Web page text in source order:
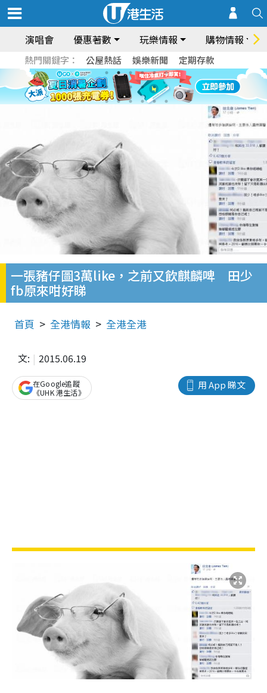
演唱會 優惠著數 玩樂情報 購物情報
熱門關鍵字： 公屋熱話 娛樂新聞 定期存款
一張豬仔圖3萬like，之前又飲麒麟啤 田少
fb原來咁好睇
首頁 全港情報 全港全港
文: 2015.06.19
用 App 睇文
在Google追蹤
《UHK 港生活》